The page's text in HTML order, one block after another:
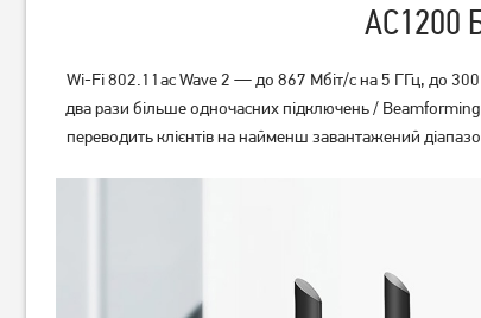
Archer C54
AC1200
Wi-Fi 802.11ac Wave 2 — до 867 Мбіт/с на 5 ГГц, до
два рази більше одночасних підключень /
переводить клієнтів на найменш завантажений